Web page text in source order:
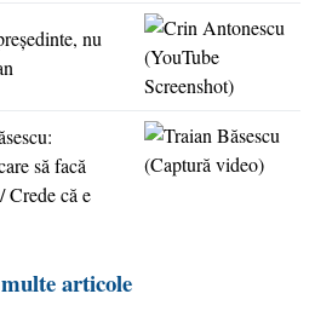
nu
să facă
Crede că e
articole